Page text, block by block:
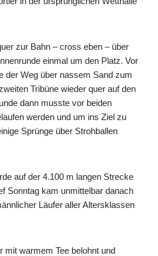
zur Bahn – cross eben – über
einmal um den Platz. Vor
der Weg über nassem Sand zum
Tribüne wieder quer auf den
dann musste vor beiden
werden und um ins Ziel zu
Sprünge über Strohballen
auf der 4.100 m langen Strecke
Sonntag kam unmittelbar danach
Läufer aller Altersklassen
mit warmem Tee belohnt und